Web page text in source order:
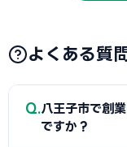
よくある質
Q 八王子市で創
ですか？